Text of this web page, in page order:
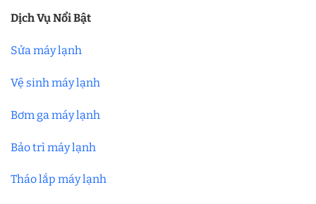
Dịch Vụ Nổi Bật
Sửa máy lạnh
Vệ sinh máy lạnh
Bơm ga máy lạnh
Bảo trì máy lạnh
Tháo lắp máy lạnh